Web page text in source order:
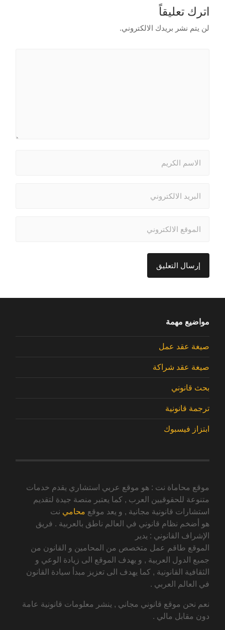
اترك تعليقاً
لن يتم نشر بريدك الالكتروني.
مواضيع مهمة
صيغة عقد عمل
صيغة عقد شراكة
بحث قانوني
ترجمة قانونية
ابتزاز فيسبوك
موقع محاماة نت : هو موقع عربي استشاري يقدم خدمات
متنوعة للحقوقيين العرب , كما يعتبر منصة جيدة لتقديم
استشارات قانونية مجانية , و يعد موقع محامي نت
هو أضخم نظام قانوني في العالم ناطق بالعربية . فريق
الإشراف القانوني : يدير
الموقع طاقم عمل متخصص من المحامين و القانون من
جميع الدول العربية , و يهدف الموقع الى زيادة الوعي و
الثقافية القانونية , كما يهدف الى تعزيز مبدأ سيادة القانون
في العالم العربي .
نعم نحن موقع قانوني مجاني , ينشر معلومات قانونية عامة
دون مقابل مالي .